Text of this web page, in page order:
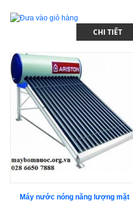
CHI TIẾT
Máy nước nóng năng lượng mặt